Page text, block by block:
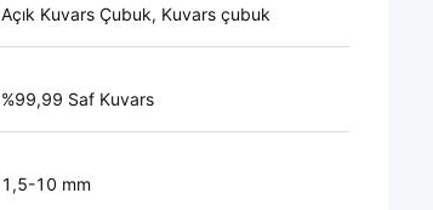
Açık Kuvars Çubuk, Kuvars çubuk
%99,99 Saf Kuvars
1,5-10 mm